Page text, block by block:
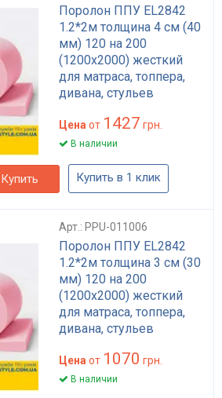
Поролон ППУ EL2842
1.2*2м толщина 4 см (40
мм) 120 на 200
(1200х2000) жесткий
для матраса, топпера,
дивана, стульев
Цена от 1427 грн.
В наличии
Купить Купить в 1 клик
Арт.: PPU-011006
Поролон ППУ EL2842
1.2*2м толщина 3 см (30
мм) 120 на 200
(1200х2000) жесткий
для матраса, топпера,
дивана, стульев
Цена от 1070 грн.
В наличии